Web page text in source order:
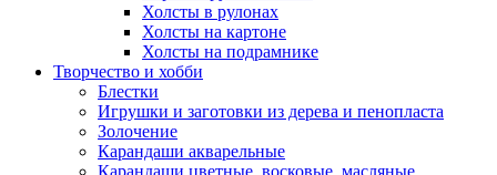
Холсты в рулонах
Холсты на картоне
Холсты на подрамнике
Творчество и хобби
Блестки
Игрушки и заготовки из дерева и пенопласта
Золочение
Карандаши акварельные
Карандаши цветные, восковые, масляные,